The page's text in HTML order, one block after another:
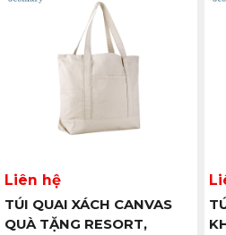
Liên hệ
TÚI QUAI XÁCH CANVAS
QUÀ TẶNG RESORT,